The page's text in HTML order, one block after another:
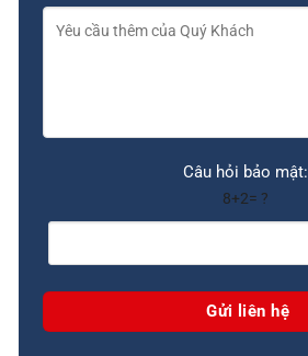
Câu hỏi bảo mật:
8+2= ?